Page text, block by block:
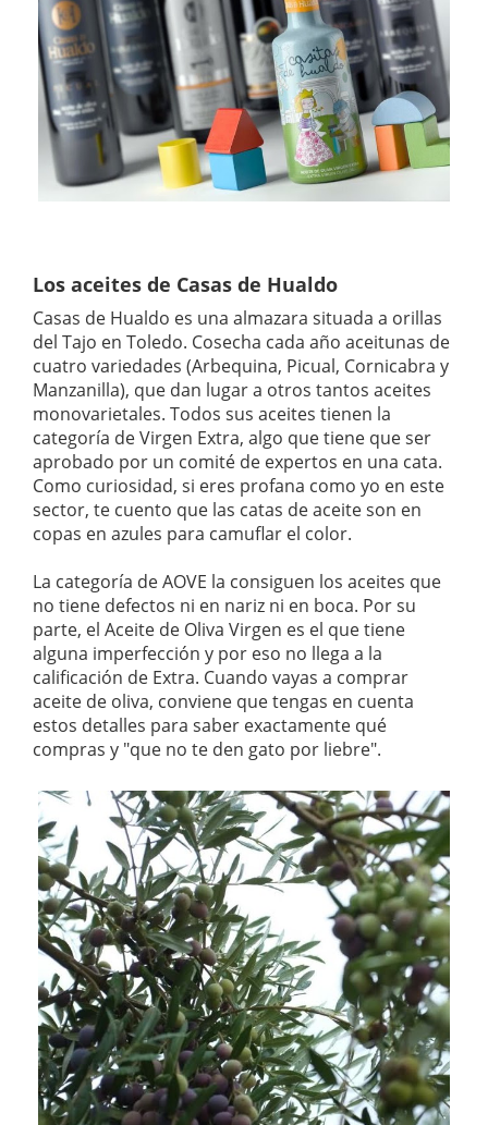
Los aceites de Casas de Hualdo
Casas de Hualdo es una almazara situada a orillas
del Tajo en Toledo. Cosecha cada año aceitunas de
cuatro variedades (Arbequina, Picual, Cornicabra y
Manzanilla), que dan lugar a otros tantos aceites
monovarietales. Todos sus aceites tienen la
categoría de Virgen Extra, algo que tiene que ser
aprobado por un comité de expertos en una cata.
Como curiosidad, si eres profana como yo en este
sector, te cuento que las catas de aceite son en
copas en azules para camuflar el color.
La categoría de AOVE la consiguen los aceites que
no tiene defectos ni en nariz ni en boca. Por su
parte, el Aceite de Oliva Virgen es el que tiene
alguna imperfección y por eso no llega a la
calificación de Extra. Cuando vayas a comprar
aceite de oliva, conviene que tengas en cuenta
estos detalles para saber exactamente qué
compras y "que no te den gato por liebre".